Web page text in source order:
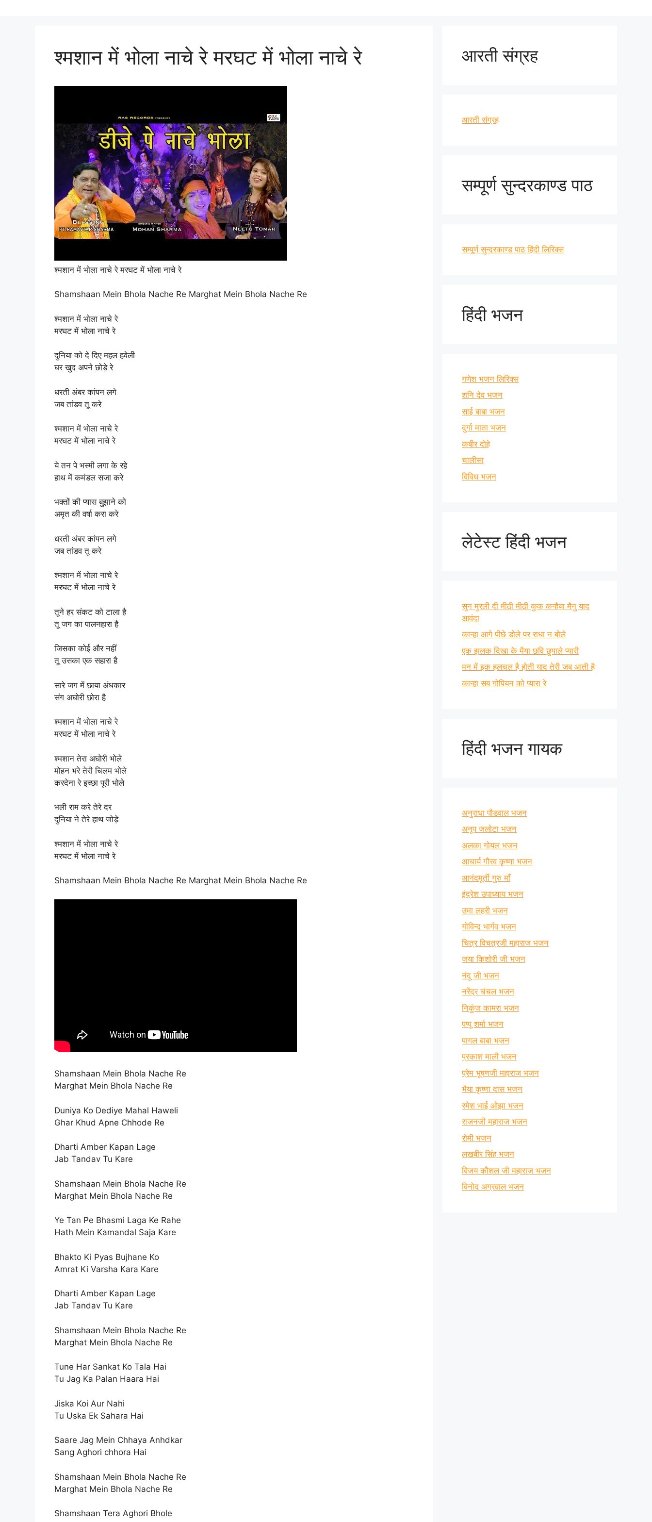
श्मशान में भोला नाचे रे मरघट में भोला नाचे रे
श्मशान में भोला नाचे रे मरघट में भोला नाचे रे
Shamshaan Mein Bhola Nache Re Marghat Mein Bhola Nache Re
श्मशान में भोला नाचे रे
मरघट में भोला नाचे रे
दुनिया को दे दिए महल हवेली
घर खुद अपने छोड़े रे
धरती अंबर कांपन लगे
जब तांडव तू करे
श्मशान में भोला नाचे रे
मरघट में भोला नाचे रे
ये तन पे भस्मी लगा के रहे
हाथ में कमंडल सजा करे
भक्तों की प्यास बुझाने को
अमृत की वर्षा करा करे
धरती अंबर कांपन लगे
जब तांडव तू करे
श्मशान में भोला नाचे रे
मरघट में भोला नाचे रे
तूने हर संकट को टाला है
तू जग का पालनहारा है
जिसका कोई और नहीं
तू उसका एक सहारा है
सारे जग में छाया अंधकार
संग अघोरी छोरा है
श्मशान में भोला नाचे रे
मरघट में भोला नाचे रे
श्मशान तेरा अघोरी भोले
मोहन भरे तेरी चिलम भोले
करदेना रे इच्छा पूरी भोले
भली राम करे तेरे दर
दुनिया ने तेरे हाथ जोड़े
श्मशान में भोला नाचे रे
मरघट में भोला नाचे रे
Shamshaan Mein Bhola Nache Re Marghat Mein Bhola Nache Re
Shamshaan Mein Bhola Nache Re
Marghat Mein Bhola Nache Re
Duniya Ko Dediye Mahal Haweli
Ghar Khud Apne Chhode Re
Dharti Amber Kapan Lage
Jab Tandav Tu Kare
Shamshaan Mein Bhola Nache Re
Marghat Mein Bhola Nache Re
Ye Tan Pe Bhasmi Laga Ke Rahe
Hath Mein Kamandal Saja Kare
Bhakto Ki Pyas Bujhane Ko
Amrat Ki Varsha Kara Kare
Dharti Amber Kapan Lage
Jab Tandav Tu Kare
Shamshaan Mein Bhola Nache Re
Marghat Mein Bhola Nache Re
Tune Har Sankat Ko Tala Hai
Tu Jag Ka Palan Haara Hai
Jiska Koi Aur Nahi
Tu Uska Ek Sahara Hai
Saare Jag Mein Chhaya Anhdkar
Sang Aghori chhora Hai
Shamshaan Mein Bhola Nache Re
Marghat Mein Bhola Nache Re
Shamshaan Tera Aghori Bhole
आरती संग्रह
आरती संग्रह
सम्पूर्ण सुन्दरकाण्ड पाठ
सम्पूर्ण सुन्दरकाण्ड पाठ हिंदी लिरिक्स
हिंदी भजन
गणेश भजन लिरिक्स
शनि देव भजन
साई बाबा भजन
दुर्गा माता भजन
कबीर दोहे
चालीसा
विविध भजन
लेटेस्ट हिंदी भजन
सुन मुरली दी मीठी मीठी कुक कन्हैया मैनु याद
आवंदा
कान्हा आगे पीछे डोले पर राधा न बोले
एक झलक दिखा के मैया छवि छुपाले प्यारी
मन में इक हलचल है होती याद तेरी जब आती है
कान्हा सब गोपियन को प्यारा रे
हिंदी भजन गायक
अनुराधा पौडवाल भजन
अनूप जलोटा भजन
अलका गोयल भजन
आचार्य गौरव कृष्णा भजन
आनंदमूर्ती गुरु माँ
इंद्रेश उपाध्याय भजन
उमा लहरी भजन
गोविन्द भार्गव भजन
चित्र विचत्रजी महाराज भजन
जया किशोरी जी भजन
नंदू जी भजन
नरेंद्र चंचल भजन
निकुंज कामरा भजन
पप्पू शर्मा भजन
पागल बाबा भजन
प्रकाश माली भजन
प्रेम भूषणजी महाराज भजन
भैया कृष्णा दास भजन
रमेश भाई ओझा भजन
राजनजी महाराज भजन
रोमी भजन
लखबीर सिंह भजन
विजय कौशल जी महाराज भजन
विनोद अग्रवाल भजन